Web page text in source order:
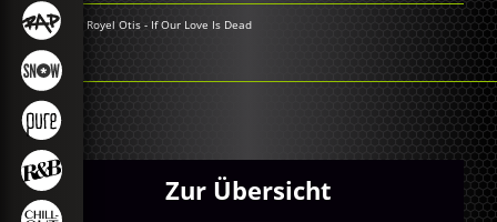
Royel Otis - If Our Love Is Dead
Zur Übersicht